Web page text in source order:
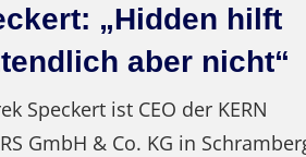
„Hidden hilft
aber nicht“
Speckert ist CEO der KERN
GmbH & Co. KG in